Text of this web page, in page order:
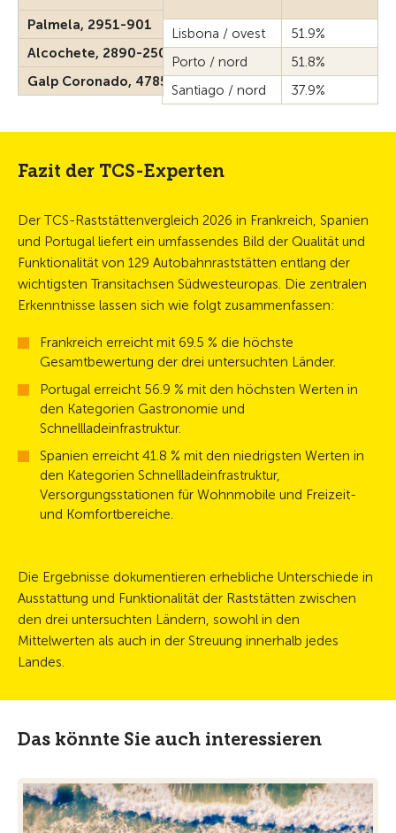
Lisbona / ovest
51.9%
Porto / nord
51.8%
Santiago / nord
37.9%
Palmela, 2951-901
Alcochete, 2890-250
Galp Coronado, 4785-209
Fazit der TCS-Experten
Der TCS-Raststättenvergleich 2026 in Frankreich, Spanien
und Portugal liefert ein umfassendes Bild der Qualität und
Funktionalität von 129 Autobahnraststätten entlang der
wichtigsten Transitachsen Südwesteuropas. Die zentralen
Erkenntnisse lassen sich wie folgt zusammenfassen:
Frankreich erreicht mit 69.5 % die höchste
Gesamtbewertung der drei untersuchten Länder.
Portugal erreicht 56.9 % mit den höchsten Werten in
den Kategorien Gastronomie und
Schnellladeinfrastruktur.
Spanien erreicht 41.8 % mit den niedrigsten Werten in
den Kategorien Schnellladeinfrastruktur,
Versorgungsstationen für Wohnmobile und Freizeit-
und Komfortbereiche.
Die Ergebnisse dokumentieren erhebliche Unterschiede in
Ausstattung und Funktionalität der Raststätten zwischen
den drei untersuchten Ländern, sowohl in den
Mittelwerten als auch in der Streuung innerhalb jedes
Landes.
Das könnte Sie auch interessieren